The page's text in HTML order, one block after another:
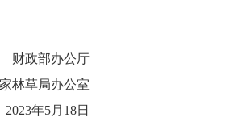
财政部办公厅
家林草局办公室
2023年5月18日